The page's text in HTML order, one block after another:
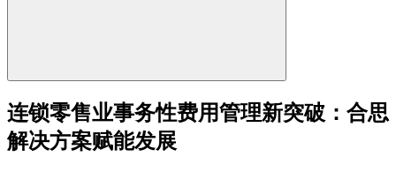
连锁零售业事务性费用管理新突破：合思
解决方案赋能发展